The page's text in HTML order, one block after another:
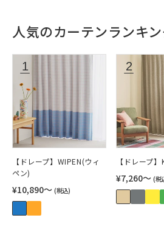
人気のカーテンランキ
【ドレープ】WIPEN(ウィ
ペン)
¥10,890〜 (税込)
【ドレープ
¥7,260〜 (税